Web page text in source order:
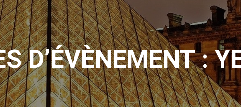
D’ÉVÈNEMENT :